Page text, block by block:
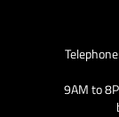
9AM to